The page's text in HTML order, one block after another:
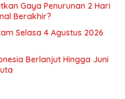
Gaya Penurunan 2 Hari
Berakhir?
Selasa 4 Agustus 2026
Berlanjut Hingga Juni